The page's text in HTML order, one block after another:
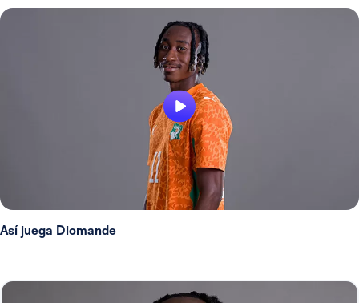
Así juega Diomande